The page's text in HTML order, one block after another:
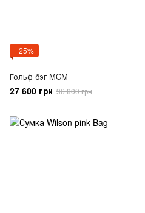
−25%
Гольф бэг MCM
27 600 грн 36 800 грн